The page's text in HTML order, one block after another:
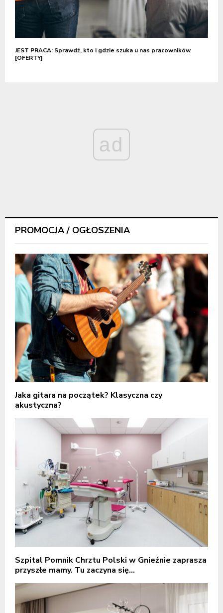
JEST PRACA: Sprawdź, kto i gdzie szuka u nas pracowników
[OFERTY]
ad
PROMOCJA / OGŁOSZENIA
Jaka gitara na początek? Klasyczna czy
akustyczna?
Szpital Pomnik Chrztu Polski w Gnieźnie zaprasza
przyszłe mamy. Tu zaczyna się...